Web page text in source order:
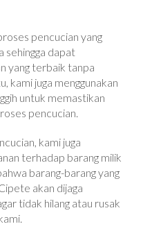
pencucian yang
sehingga dapat
yang terbaik tanpa
kami juga menggunakan
untuk memastikan
pencucian.
kami juga
terhadap barang milik
barang-barang yang
akan dijaga
tidak hilang atau rusak